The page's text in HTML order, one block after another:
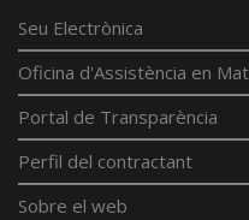
Seu Electrònica
Oficina d'Assistència en
Portal de Transparència
Perfil del contractant
Sobre el web